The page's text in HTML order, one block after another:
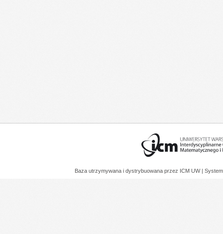
Baza utrzymywana i dystrybuowana przez ICM UW |